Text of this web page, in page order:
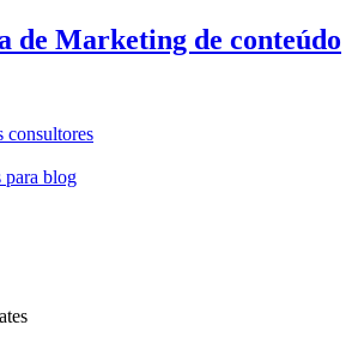
de Marketing de conteúdo
consultores
para blog